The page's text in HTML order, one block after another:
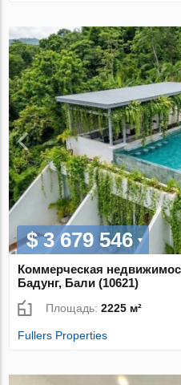
$ 3 679 546
Коммерческая
Бадунг, Бали (10621)
Площадь:2225 м²
Fullers Properties